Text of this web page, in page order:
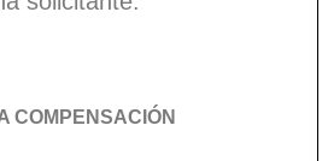
COMPENSACIÓN